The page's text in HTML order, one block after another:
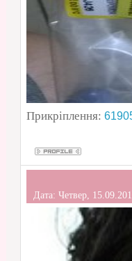
Прикріплення:
Дата: Четвер,